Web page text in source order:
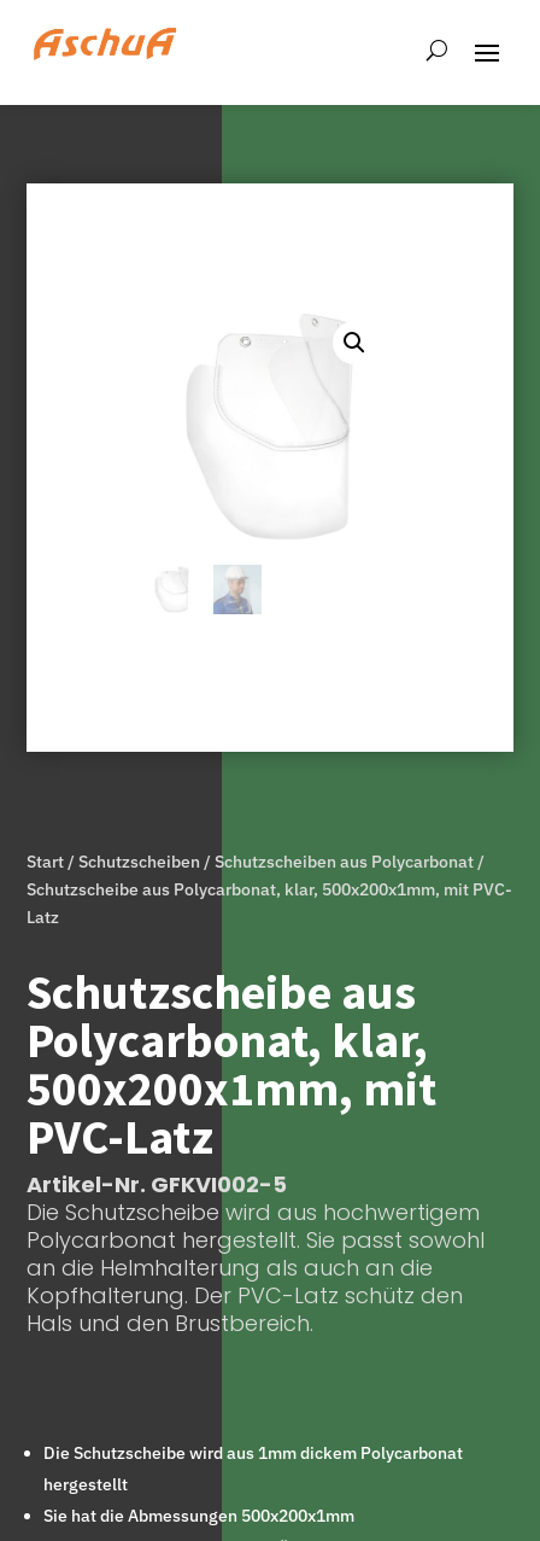
Start /Schutzscheiben /Schutzscheiben aus Polycarbonat /
Schutzscheibe aus Polycarbonat, klar, 500x200x1mm, mit PVC-
Latz
Schutzscheibe aus
Polycarbonat, klar,
500x200x1mm, mit
PVC-Latz
Artikel-Nr. GFKVI002-5
Die Schutzscheibe wird aus hochwertigem
Polycarbonat hergestellt. Sie passt sowohl
an die Helmhalterung als auch an die
Kopfhalterung. Der PVC-Latz schütz den
Hals und den Brustbereich.
Die Schutzscheibe wird aus 1mm dickem Polycarbonat
hergestellt
Sie hat die Abmessungen 500x200x1mm